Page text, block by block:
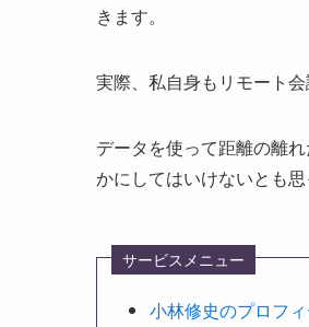
きます。
実際、私自身もリモート
データを使って距離の離
かにしてはいけないとも思
サービスメニュー
小林修史のプロフ